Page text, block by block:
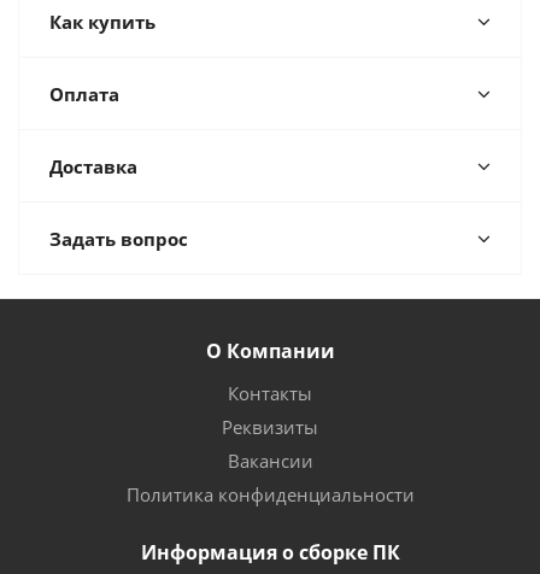
Как купить
Оплата
Доставка
Задать вопрос
О Компании
Контакты
Реквизиты
Вакансии
Политика конфиденциальности
Информация о сборке ПК